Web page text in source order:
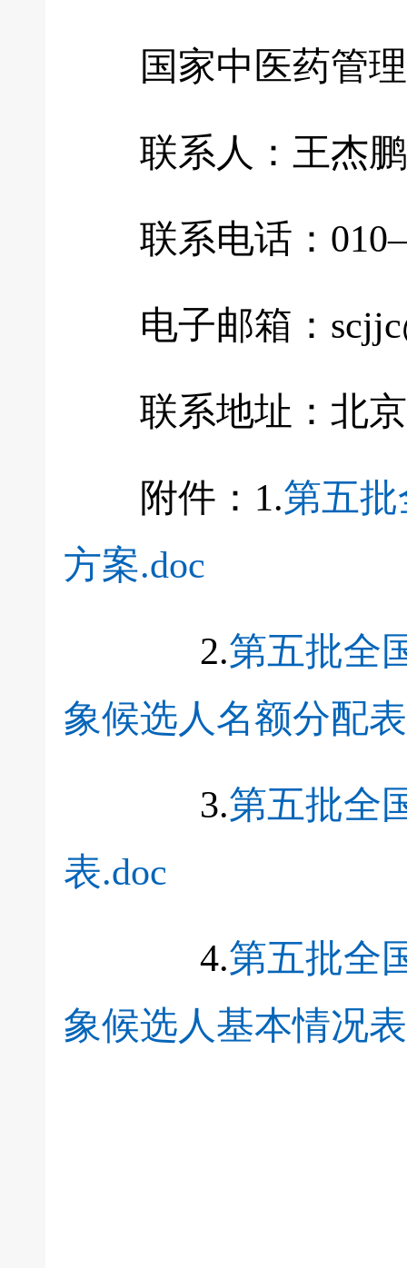
国家中医药管理
联系人：王杰鹏
联系电话：
电子邮箱：
联系地址：北京
附件：1.第五
方案.doc
2.第五批全
象候选人名额分配
3.第五批全
表.doc
4.第五批全
象候选人基本情况